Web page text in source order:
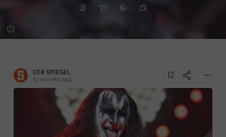
DER SPIEGEL
10 months ago